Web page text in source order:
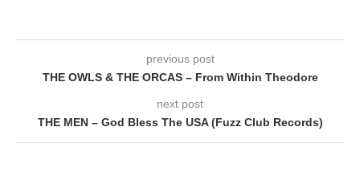
previous post
THE OWLS & THE ORCAS – From Within Theodore
next post
THE MEN – God Bless The USA (Fuzz Club Records)